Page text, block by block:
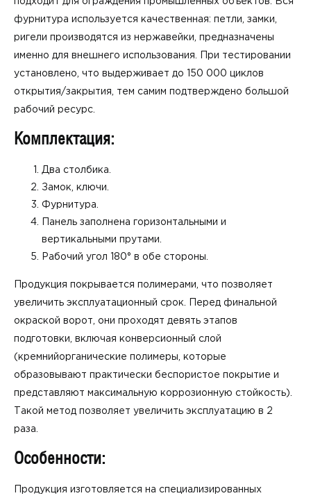
фурнитура используется качественная: петли, замки,
ригели производятся из нержавейки, предназначены
именно для внешнего использования. При тестировании
установлено, что выдерживает до 150 000 циклов
открытия/закрытия, тем самим подтверждено большой
рабочий ресурс.
Комплектация:
Два столбика.
Замок, ключи.
Фурнитура.
Панель заполнена горизонтальными и
вертикальными прутами.
Рабочий угол 180° в обе стороны.
Продукция покрывается полимерами, что позволяет
увеличить эксплуатационный срок. Перед финальной
окраской ворот, они проходят девять этапов
подготовки, включая конверсионный слой
(кремнийорганические полимеры, которые
образовывают практически беспористое покрытие и
представляют максимальную коррозионную стойкость).
Такой метод позволяет увеличить эксплуатацию в 2
раза.
Особенности:
Продукция изготовляется на специализированных